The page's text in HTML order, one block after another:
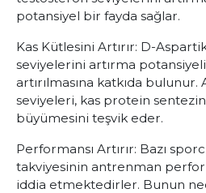
potansiyel bir fayda sağlar.
Kas Kütlesini Artırır: D-
seviyelerini artırma
artırılmasına katkıda
seviyeleri, kas protein
büyümesini teşvik eder.
Performansı Artırır: Bazı
takviyesinin antrenman
iddia etmektedirler. Bunun